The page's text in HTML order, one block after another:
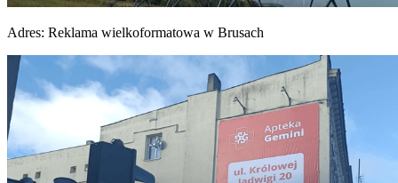
Adres: Reklama wielkoformatowa w Brusach